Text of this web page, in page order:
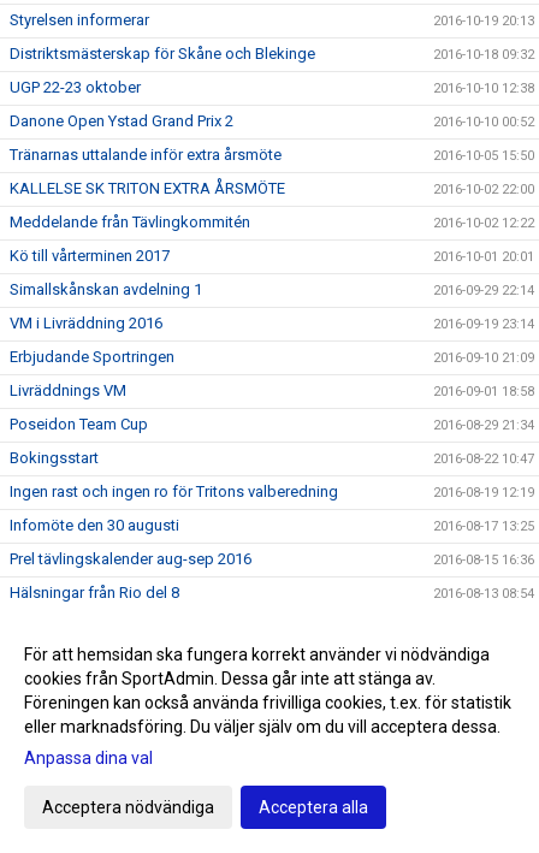
Styrelsen informerar 2016-10-19 20:13
Distriktsmästerskap för Skåne och Blekinge 2016-10-18 09:32
UGP 22-23 oktober 2016-10-10 12:38
Danone Open Ystad Grand Prix 2 2016-10-10 00:52
Tränarnas uttalande inför extra årsmöte 2016-10-05 15:50
KALLELSE SK TRITON EXTRA ÅRSMÖTE 2016-10-02 22:00
Meddelande från Tävlingkommitén 2016-10-02 12:22
Kö till vårterminen 2017 2016-10-01 20:01
Simallskånskan avdelning 1 2016-09-29 22:14
VM i Livräddning 2016 2016-09-19 23:14
Erbjudande Sportringen 2016-09-10 21:09
Livräddnings VM 2016-09-01 18:58
Poseidon Team Cup 2016-08-29 21:34
Bokingsstart 2016-08-22 10:47
Ingen rast och ingen ro för Tritons valberedning 2016-08-19 12:19
Infomöte den 30 augusti 2016-08-17 13:25
Prel tävlingskalender aug-sep 2016 2016-08-15 16:36
Hälsningar från Rio del 8 2016-08-13 08:54
Hälsningar från Rio del 6 2016-08-08 22:23
Hälsningar från Rio del 5 2016-08-08 03:12
Hälsningar från Rio del 4 2016-08-06 02:34
Hälsningar från Rio del 3
För att hemsidan ska fungera korrekt använder vi nödvändiga
cookies från SportAdmin. Dessa går inte att stänga av.
Föreningen kan också använda frivilliga cookies, t.ex. för statistik
eller marknadsföring. Du väljer själv om du vill acceptera dessa.
Anpassa dina val
Acceptera nödvändiga Acceptera alla